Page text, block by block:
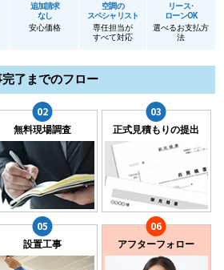
追加請求
なし
安心価格
空調の
スペシャリスト
専任担当が
すべて対応
リース･
ローンOK
選べるお支払方
法
了までのフロー
無料現場調査 正式見積もりの提出
設置工事 アフターフォロー